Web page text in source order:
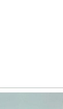
当社の強み